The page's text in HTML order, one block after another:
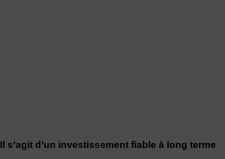
Il s’agit d’un investissement fiable à long terme